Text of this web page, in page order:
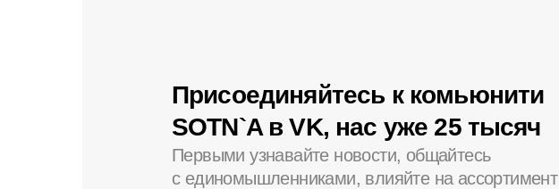
Присоединяйтесь к комьюнити
SOTN`A в VK, нас уже 25 тысяч
Первыми узнавайте новости, общайтесь
с единомышленниками, влияйте на ассортимент